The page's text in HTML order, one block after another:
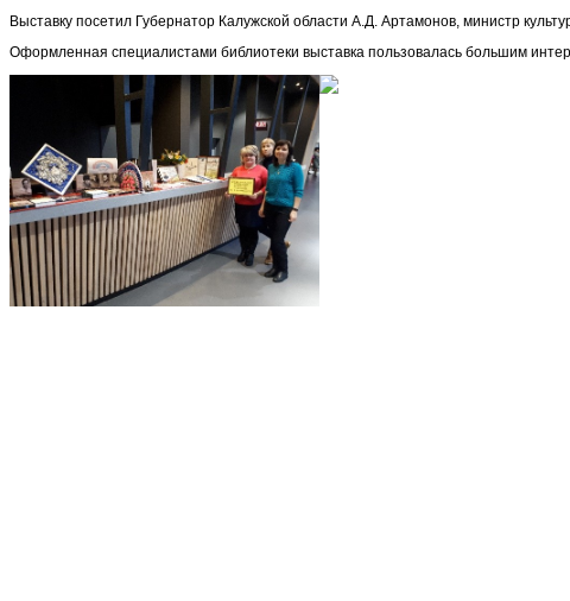
Выставку посетил Губернатор Калужской области А.Д. Артамонов, министр
Оформленная специалистами библиотеки выставка пользовалась большим